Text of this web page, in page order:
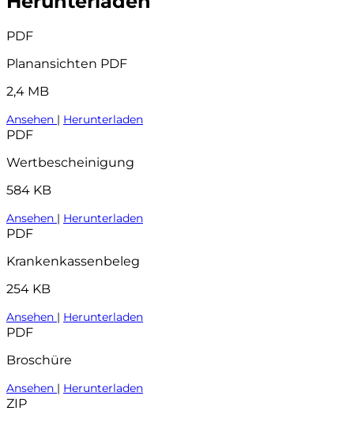
PDF
Planansichten PDF
2,4 MB
Ansehen | Herunterladen
PDF
Wertbescheinigung
584 KB
Ansehen | Herunterladen
PDF
Krankenkassenbeleg
254 KB
Ansehen | Herunterladen
PDF
Broschüre
Ansehen | Herunterladen
ZIP